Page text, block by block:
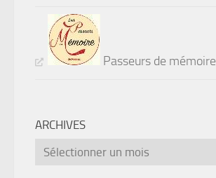
Passeurs de mémoire
ARCHIVES
Archives